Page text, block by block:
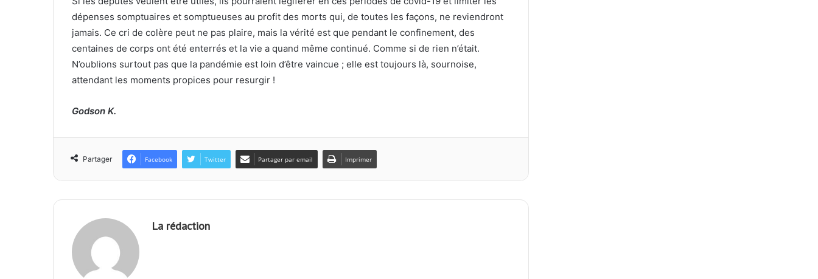
dépenses somptuaires et somptueuses au profit des morts qui, de toutes les façons, ne reviendront
jamais. Ce cri de colère peut ne pas plaire, mais la vérité est que pendant le confinement, des
centaines de corps ont été enterrés et la vie a quand même continué. Comme si de rien n’était.
N’oublions surtout pas que la pandémie est loin d’être vaincue ; elle est toujours là, sournoise,
attendant les moments propices pour resurgir !
Godson K.
Partager Facebook Twitter Partager par email Imprimer
La rédaction